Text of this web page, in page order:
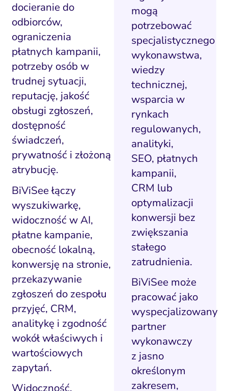
i budowanie popytu
i pozycjonowanie
Strona i konwersja
Pomiar i atrybucja
CRM i obsługa leadów
Ryzyko i zgodność
Wybierz
Analityka i atrybucja
i kontrola ryzyka
Content marketing
E-mail marketing
HubSpot
automation i CRM
wideo i wizualny
konwersji
Pozycjonowanie marki
PPC i kampanie płatne
media marketing
internetowe i landing
page
Widoczność lokalna
w AI Search
Zarządzanie reputacją
Outsourcing IT
Software House
Napraw utratę
Napraw
Napraw
docieranie do
odbiorców,
ograniczenia
płatnych kampanii,
potrzeby osób w
trudnej sytuacji,
reputację, jakość
obsługi zgłoszeń,
dostępność
świadczeń,
prywatność i złożoną
atrybucję.
BiViSee łączy
wyszukiwarkę,
widoczność w AI,
płatne kampanie,
obecność lokalną,
konwersję na stronie,
przekazywanie
zgłoszeń do zespołu
przyjęć, CRM,
analitykę i zgodność
wokół właściwych i
wartościowych
zapytań.
Widoczność,
mogą
potrzebować
specjalistycznego
wykonawstwa,
wiedzy
technicznej,
wsparcia w
rynkach
regulowanych,
analityki,
SEO, płatnych
kampanii,
CRM lub
optymalizacji
konwersji bez
zwiększania
stałego
zatrudnienia.
BiViSee może
pracować jako
wyspecjalizowany
partner
wykonawczy
z jasno
określonym
zakresem,